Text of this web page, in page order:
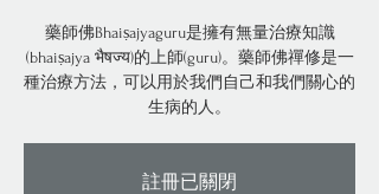
藥師佛Bhaiṣajyaguru是擁有無量治療知識
(bhaiṣajya भैषज्य)的上師(guru)。藥師佛禪修是一
種治療方法，可以用於我們自己和我們關心的
生病的人。
註冊已關閉